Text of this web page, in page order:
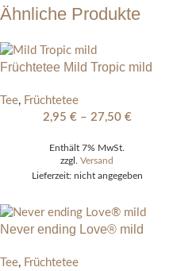
Ähnliche Produkte
Früchtetee Mild Tropic mild
Tee, Früchtetee
2,95 € – 27,50 €
Enthält 7% MwSt.
zzgl. Versand
Lieferzeit: nicht angegeben
Never ending Love® mild
Tee, Früchtetee